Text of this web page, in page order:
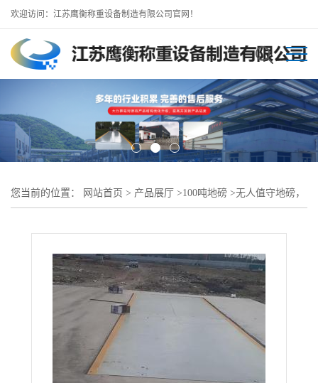
欢迎访问：江苏鹰衡称重设备制造有限公司官网！
您当前的位置： 网站首页 > 产品展厅 >100吨地磅 >无人值守地磅，